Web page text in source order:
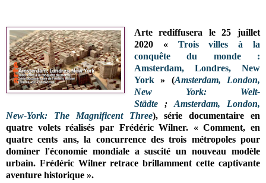
Arte rediffusera le 25 juillet
2020 « Trois villes à la
conquête du monde :
Amsterdam, Londres, New
York» (Amsterdam, London,
New York: Welt-
Städte; Amsterdam, London,
New-York: The Magnificent Three), série documentaire en
quatre volets réalisés par Frédéric Wilner. « Comment, en
quatre cents ans, la concurrence des trois métropoles pour
dominer l'économie mondiale a suscité un nouveau modèle
urbain. Frédéric Wilner retrace brillamment cette captivante
aventure historique ».